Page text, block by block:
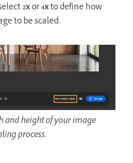
2xor4xto define how
to be scaled.
and height of your image
process.